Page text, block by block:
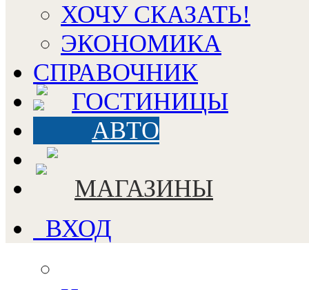
ХОЧУ СКАЗАТЬ!
ЭКОНОМИКА
СПРАВОЧНИК
ГОСТИНИЦЫ
АВТО
МАГАЗИНЫ
ВХОД